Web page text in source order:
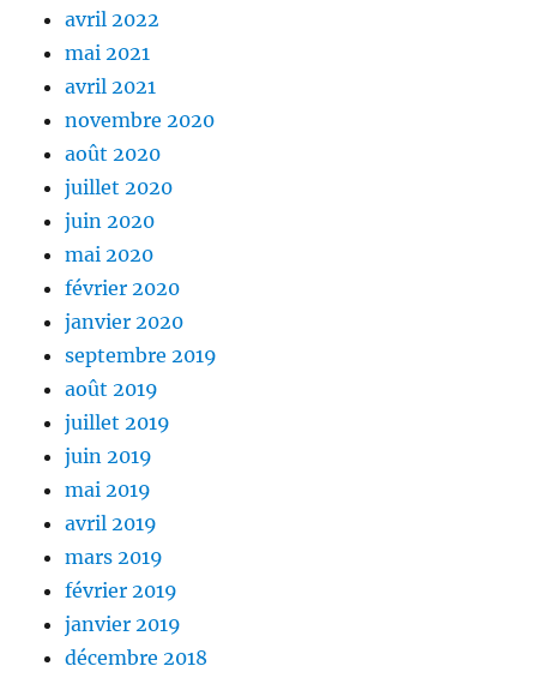
avril 2022
mai 2021
avril 2021
novembre 2020
août 2020
juillet 2020
juin 2020
mai 2020
février 2020
janvier 2020
septembre 2019
août 2019
juillet 2019
juin 2019
mai 2019
avril 2019
mars 2019
février 2019
janvier 2019
décembre 2018